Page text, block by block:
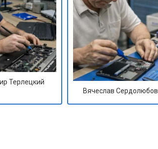
Терлецкий
Вячеслав Сердолюбов